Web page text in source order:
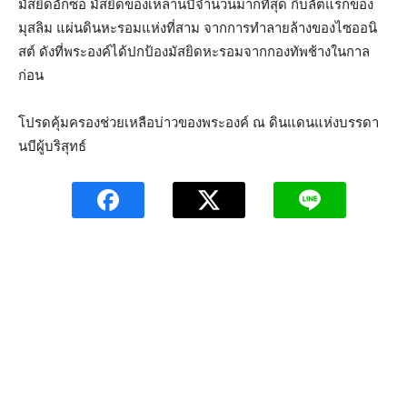
มัสยิดอักซอ มัสยิดของเหล่านบีจำนวนมากที่สุด กิบลัตแรกของ
มุสลิม แผ่นดินหะรอมแห่งที่สาม จากการทำลายล้างของไซออนิ
สต์ ดังที่พระองค์ได้ปกป้องมัสยิดหะรอมจากกองทัพช้างในกาล
ก่อน
โปรดคุ้มครองช่วยเหลือบ่าวของพระองค์ ณ ดินแดนแห่งบรรดา
นบีผู้บริสุทธ์